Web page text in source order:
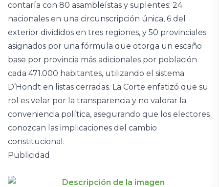
contaría con 80 asambleístas y suplentes: 24
nacionales en una circunscripción única, 6 del
exterior divididos en tres regiones, y 50 provinciales
asignados por una fórmula que otorga un escaño
base por provincia más adicionales por población
cada 471.000 habitantes, utilizando el sistema
D’Hondt en listas cerradas. La Corte enfatizó que su
rol es velar por la transparencia y no valorar la
conveniencia política, asegurando que los electores
conozcan las implicaciones del cambio
constitucional.
Publicidad